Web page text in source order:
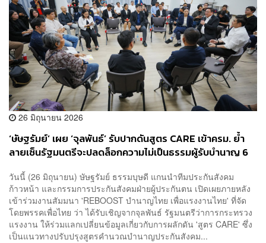
26 มิถุนายน 2026
‘ษัษฐรัมย์’ เผย ‘จุลพันธ์’ รับปากดันสูตร CARE เข้าครม. ย้ำ
ลายเซ็นรัฐมนตรีจะปลดล็อกความไม่เป็นธรรมผู้รับบำนาญ 6
วันนี้ (26 มิถุนายน) ษัษฐรัมย์ ธรรมบุษดี แกนนำทีมประกันสังคม
ก้าวหน้า และกรรมการประกันสังคมฝ่ายผู้ประกันตน เปิดเผยภายหลัง
เข้าร่วมงานสัมมนา 'REBOOST บำนาญไทย เพื่อแรงงานไทย' ที่จัด
โดยพรรคเพื่อไทย ว่า ได้รับเชิญจากจุลพันธ์ รัฐมนตรีว่าการกระทรวง
แรงงาน ให้ร่วมแลกเปลี่ยนข้อมูลเกี่ยวกับการผลักดัน 'สูตร CARE' ซึ่ง
เป็นแนวทางปรับปรุงสูตรคำนวณบำนาญประกันสังคม...